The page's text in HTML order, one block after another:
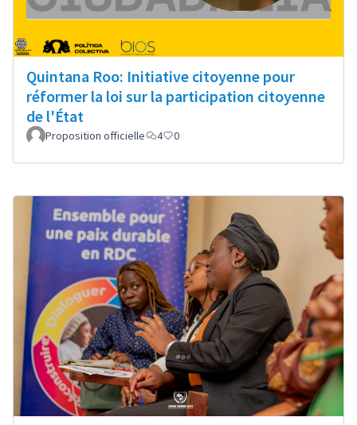
Quintana Roo: Initiative citoyenne pour
réformer la loi sur la participation citoyenne
de l'État
Proposition officielle 4 0